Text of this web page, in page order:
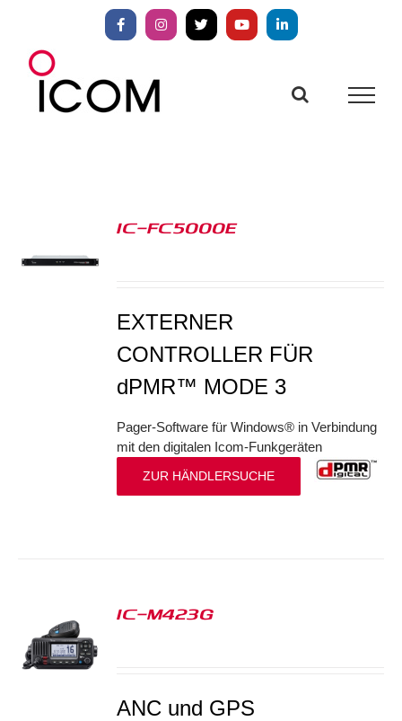
springen
FacebookInstagram
X YouTubeLinkedIn
IC-FC5000E
EXTERNER
CONTROLLER FÜR
dPMR™ MODE 3
Pager-Software für Windows® in Verbindung
mit den digitalen Icom-Funkgeräten
ZUR HÄNDLERSUCHE
IC-M423G
ANC und GPS